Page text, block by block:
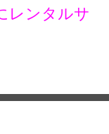
レンタルサ